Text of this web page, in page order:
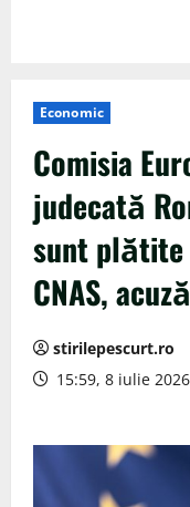
Economic
Comisia
judecată
sunt plătite
CNAS,
stirilepescurt.ro
15:59, 8 iulie 2026